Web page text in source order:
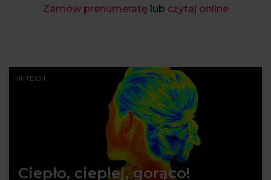
Zamów prenumeratę lub czytaj online
HI-TECH
Ciepło, cieplej, gorąco!